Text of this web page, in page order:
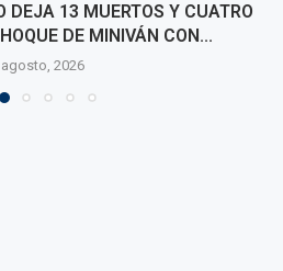
DEJA 13 MUERTOS Y CUATRO
DE MINIVÁN CON...
agosto, 2026